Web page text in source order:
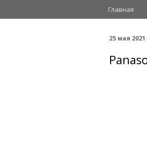
Главная
25 мая 2021